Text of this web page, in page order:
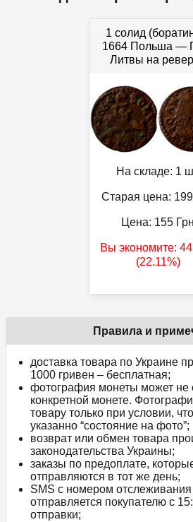
1 солид
1664 Польша —
Литвы на
На складе: 1
Старая цена: 199
Цена: 155 Грн
Вы экономите: 44
(22.11%)
Правила и
доставка товара по Украине
1000 гривен – бесплатная;
фотография монеты может не
конкретной монете.
товару только при условии,
указанно “состояние на фото”;
возврат или обмен товара
законодательства Украины;
заказы по предоплате,
отправляются в тот же день;
SMS с номером
отправляется покупателю с
отправки;